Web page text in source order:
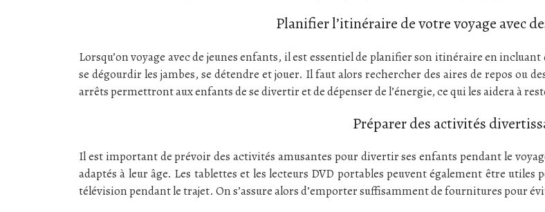
Planifier l’itinéraire de votre voyage avec
Lorsqu’on voyage avec de jeunes enfants, il est essentiel de planifier son itinéraire en
se dégourdir les jambes, se détendre et jouer. Il faut alors rechercher des aires de repos ou
arrêts permettront aux enfants de se divertir et de dépenser de l’énergie, ce qui les aidera à
Préparer des activités
Il est important de prévoir des activités amusantes pour divertir ses enfants pendant le
adaptés à leur âge. Les tablettes et les lecteurs DVD portables peuvent également être
télévision pendant le trajet. On s’assure alors d’emporter suffisamment de fournitures pour